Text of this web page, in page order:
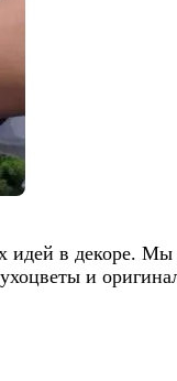
в декоре.
и